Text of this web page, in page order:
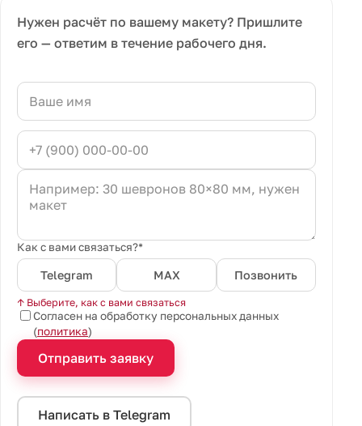
Нужен расчёт по вашему макету? Пришлите
его — ответим в течение рабочего дня.
Как с вами связаться?*
Telegram MAX Позвонить
↑ Выберите, как с вами связаться
Согласен на обработку персональных данных
(политика)
Отправить заявку
Написать в Telegram